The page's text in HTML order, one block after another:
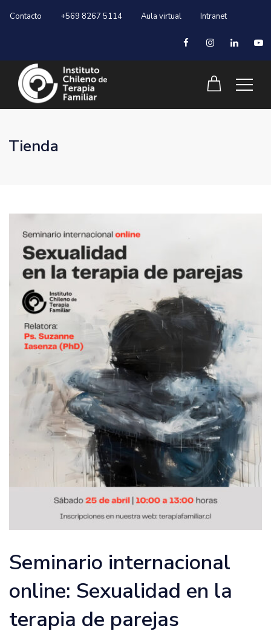
Contacto +569 8267 5114 Aula virtual Intranet
Tienda
Seminario internacional
online: Sexualidad en la
terapia de parejas